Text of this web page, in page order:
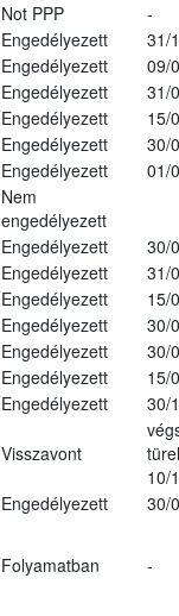
Not PPP
-
Engedélyezett
31/
Engedélyezett
09/
Engedélyezett
31/
Engedélyezett
15/
Engedélyezett
30/
Engedélyezett
01/
Nem
engedélyezett
Engedélyezett
30/
Engedélyezett
31/
Engedélyezett
15/
Engedélyezett
30/
Engedélyezett
30/
Engedélyezett
15/
Engedélyezett
30/
Visszavont
10/
Engedélyezett
30/
Folyamatban -